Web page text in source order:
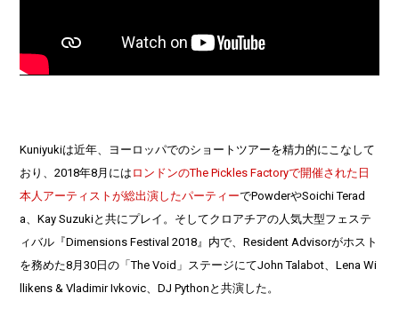
Kuniyukiは近年、ヨーロッパでのショートツアーを精力的にこなして
おり、2018年8月には ロンドンのThe Pickles Factoryで開催された日
本人アーティストが総出演したパーティーでPowderやSoichi Terad
a、Kay Suzukiと共にプレイ。そしてクロアチアの人気大型フェステ
ィバル『Dimensions Festival 2018』内で、Resident Advisorがホスト
を務めた8月30日の「The Void」ステージにてJohn Talabot、Lena Wi
llikens & Vladimir Ivkovic、DJ Pythonと共演した。